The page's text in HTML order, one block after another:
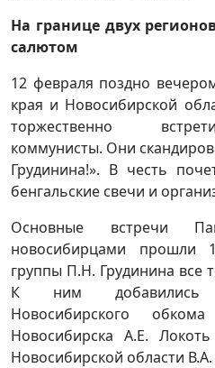
На границе двух
салютом
12 февраля поздно
края и Новосибирской
торжественно
коммунисты. Они
Грудинина!». В честь
бенгальские свечи и
Основные встречи
новосибирцами прошли
группы П.Н. Грудинина все
К ним добавились
Новосибирского
Новосибирска А.Е.
Новосибирской области В.А.